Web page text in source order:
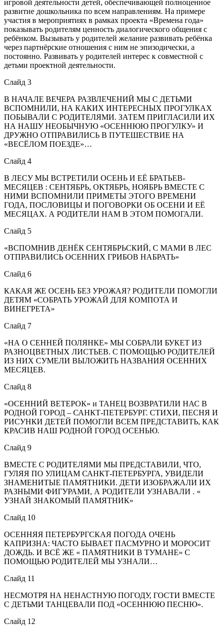
игровой деятельности детей, обеспечивающей полноценное
развитие дошкольника по всем направлениям. На примере
участия в мероприятиях в рамках проекта «Времена года»
показывать родителям ценность диалогического общения с
ребёнком. Вызывать у родителей желание развивать ребёнка
через партнёрские отношения с ним не эпизодически, а
постоянно. Развивать у родителей интерес к совместной с
детьми проектной деятельности.
Слайд 3
В НАЧАЛЕ ВЕЧЕРА РАЗВЛЕЧЕНИЙ МЫ С ДЕТЬМИ
ВСПОМНИЛИ, НА КАКИХ ИНТЕРЕСНЫХ ПРОГУЛКАХ
ПОБЫВАЛИ С РОДИТЕЛЯМИ. ЗАТЕМ ПРИГЛАСИЛИ ИХ
НА НАШУ НЕОБЫЧНУЮ «ОСЕННЮЮ ПРОГУЛКУ» И
ДРУЖНО ОТПРАВИЛИСЬ В ПУТЕШЕСТВИЕ НА
«ВЕСЁЛОМ ПОЕЗДЕ»…
Слайд 4
В ЛЕСУ МЫ ВСТРЕТИЛИ ОСЕНЬ И ЕЁ БРАТЬЕВ-
МЕСЯЦЕВ : СЕНТЯБРЬ, ОКТЯБРЬ, НОЯБРЬ ВМЕСТЕ С
НИМИ ВСПОМНИЛИ ПРИМЕТЫ ЭТОГО ВРЕМЕНИ
ГОДА, ПОСЛОВИЦЫ И ПОГОВОРКИ ОБ ОСЕНИ И ЕЁ
МЕСЯЦАХ. А РОДИТЕЛИ НАМ В ЭТОМ ПОМОГАЛИ.
Слайд 5
«ВСПОМНИВ ДЕНЁК СЕНТЯБРЬСКИЙ, С МАМИ В ЛЕС
ОТПРАВИЛИСЬ ОСЕННИХ ГРИБОВ НАБРАТЬ»
Слайд 6
КАКАЯ ЖЕ ОСЕНЬ БЕЗ УРОЖАЯ? РОДИТЕЛИ ПОМОГЛИ
ДЕТЯМ «СОБРАТЬ УРОЖАЙ ДЛЯ КОМПОТА И
ВИНЕГРЕТА»
Слайд 7
«НА О СЕННЕЙ ПОЛЯНКЕ» МЫ СОБРАЛИ БУКЕТ ИЗ
РАЗНОЦВЕТНЫХ ЛИСТЬЕВ. С ПОМОЩЬЮ РОДИТЕЛЕЙ
ИЗ НИХ СУМЕЛИ ВЫЛОЖИТЬ НАЗВАНИЯ ОСЕННИХ
МЕСЯЦЕВ.
Слайд 8
«ОСЕННИЙ ВЕТЕРОК» и ТАНЕЦ ВОЗВРАТИЛИ НАС В
РОДНОЙ ГОРОД – САНКТ-ПЕТЕРБУРГ. СТИХИ, ПЕСНЯ И
РИСУНКИ ДЕТЕЙ ПОМОГЛИ ВСЕМ ПРЕДСТАВИТЬ, КАК
КРАСИВ НАШ РОДНОЙ ГОРОД ОСЕНЬЮ.
Слайд 9
ВМЕСТЕ С РОДИТЕЛЯМИ МЫ ПРЕДСТАВИЛИ, ЧТО,
ГУЛЯЯ ПО УЛИЦАМ САНКТ-ПЕТЕРБУРГА, УВИДЕЛИ
ЗНАМЕНИТЫЕ ПАМЯТНИКИ. ДЕТИ ИЗОБРАЖАЛИ ИХ
РАЗНЫМИ ФИГУРАМИ, А РОДИТЕЛИ УЗНАВАЛИ . «
УЗНАЙ ЗНАКОМЫЙ ПАМЯТНИК»
Слайд 10
ОСЕННЯЯ ПЕТЕРБУРГСКАЯ ПОГОДА ОЧЕНЬ
КАПРИЗНА: ЧАСТО БЫВАЕТ ПАСМУРНО И МОРОСИТ
ДОЖДЬ. И ВСЁ ЖЕ « ПАМЯТНИКИ В ТУМАНЕ» С
ПОМОЩЬЮ РОДИТЕЛЕЙ МЫ УЗНАЛИ…
Слайд 11
НЕСМОТРЯ НА НЕНАСТНУЮ ПОГОДУ, ГОСТИ ВМЕСТЕ
С ДЕТЬМИ ТАНЦЕВАЛИ ПОД «ОСЕННЮЮ ПЕСНЮ».
Слайд 12